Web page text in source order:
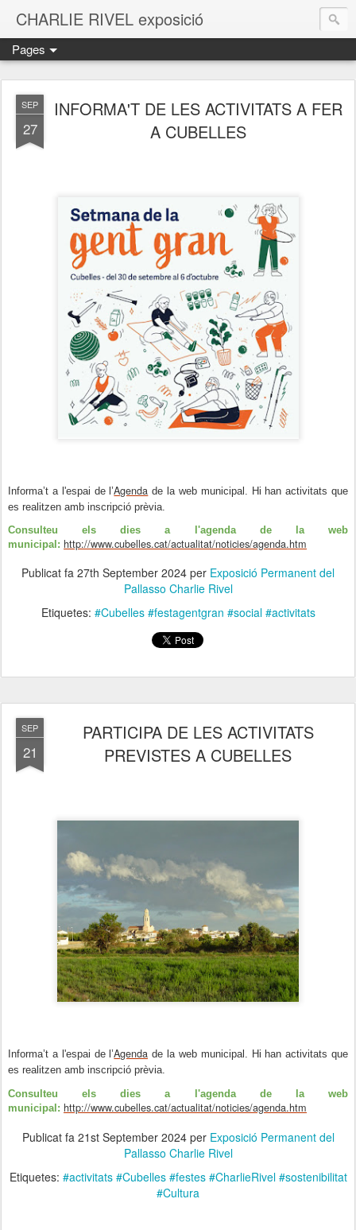
CHARLIE RIVEL exposició
Pages
SEP
27
INFORMA'T DE LES ACTIVITATS A FER
A CUBELLES
Informa’t a l'espai de l’Agenda de la web municipal. Hi han activitats que
es realitzen amb inscripció prèvia.
Consulteu els dies a l'agenda de la web
municipal: http://www.cubelles.cat/actualitat/noticies/agenda.htm
Publicat fa 27th September 2024 per Exposició Permanent del
Pallasso Charlie Rivel
Etiquetes: #Cubelles #festagentgran #social #activitats
SEP
21
PARTICIPA DE LES ACTIVITATS
PREVISTES A CUBELLES
Informa’t a l'espai de l’Agenda de la web municipal. Hi han activitats que
es realitzen amb inscripció prèvia.
Consulteu els dies a l'agenda de la web
municipal: http://www.cubelles.cat/actualitat/noticies/agenda.htm
Publicat fa 21st September 2024per Exposició Permanent del
Pallasso Charlie Rivel
Etiquetes: #activitats #Cubelles #festes #CharlieRivel #sostenibilitat
#Cultura